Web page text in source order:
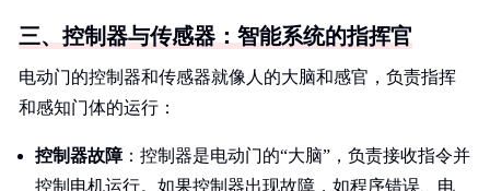
三、控制器与传感器：智能系统的指挥官
电动门的控制器和传感器就像人的大脑和感官，负责指挥
和感知门体的运行：
控制器故障：控制器是电动门的“大脑”，负责接收指令并
控制电机运行。如果控制器出现故障，如程序错误、电